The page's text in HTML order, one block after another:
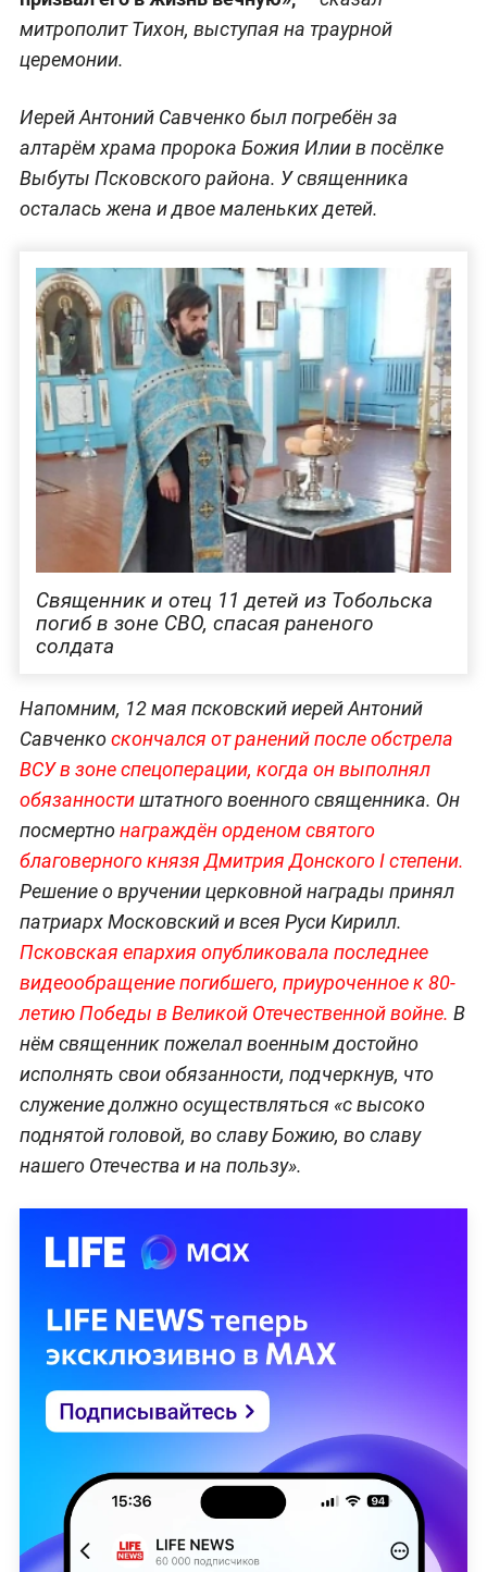
митрополит Тихон, выступая на траурной
церемонии.
Иерей Антоний Савченко был погребён за
алтарём храма пророка Божия Илии в посёлке
Выбуты Псковского района. У священника
осталась жена и двое маленьких детей.
Священник и отец 11 детей из Тобольска
погиб в зоне СВО, спасая раненого
солдата
Напомним, 12 мая псковский иерей Антоний
Савченкоскончался от ранений после обстрела
ВСУ в зоне спецоперации, когда он выполнял
обязанностиштатного военного священника. Он
посмертнонаграждён орденом святого
благоверного князя Дмитрия Донского I степени.
Решение о вручении церковной награды принял
патриарх Московский и всея Руси Кирилл.
Псковская епархия опубликовала последнее
видеообращение погибшего, приуроченное к 80-
летию Победы в Великой Отечественной войне. В
нём священник пожелал военным достойно
исполнять свои обязанности, подчеркнув, что
служение должно осуществляться «с высоко
поднятой головой, во славу Божию, во славу
нашего Отечества и на пользу».